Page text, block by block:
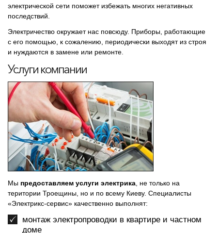
электрической сети поможет избежать многих негативных
последствий.
Электричество окружает нас повсюду. Приборы, работающие
с его помощью, к сожалению, периодически выходят из строя
и нуждаются в замене или ремонте.
Услуги компании
Мы предоставляем услуги электрика , не только на
територии Троещины, но и по всему Киеву. Специалисты
«Электрикс-сервис» качественно выполнят:
монтаж электропроводки в квартире и частном
доме